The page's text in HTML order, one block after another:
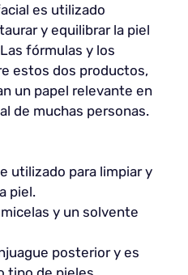
es utilizado
y equilibrar la piel
fórmulas y los
estos dos productos,
un papel relevante en
de muchas personas.
utilizado para limpiar y
piel.
y un solvente
posterior y es